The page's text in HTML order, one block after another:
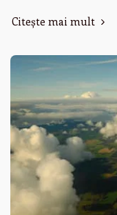
Citește mai mult